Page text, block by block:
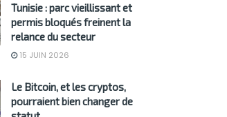
Tunisie : parc vieillissant et
permis bloqués freinent la
relance du secteur
15 JUIN 2026
Le Bitcoin, et les cryptos,
pourraient bien changer de